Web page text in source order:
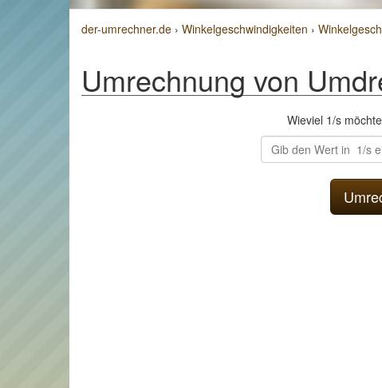
der-umrechner.de › Winkelgeschwindigkeiten ›
Umrechnung von
Wieviel 1/s